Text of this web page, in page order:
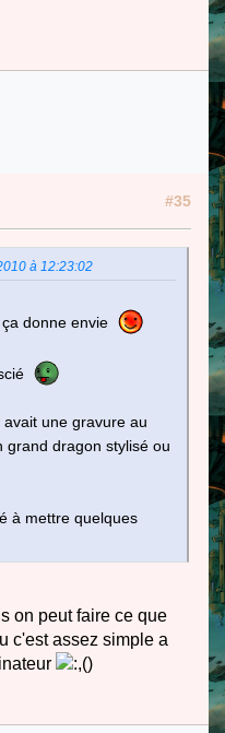
#35
à 12:23:02
donne envie
une gravure au
grand dragon stylisé ou
à mettre quelques
on peut faire ce que
c'est assez simple a
)